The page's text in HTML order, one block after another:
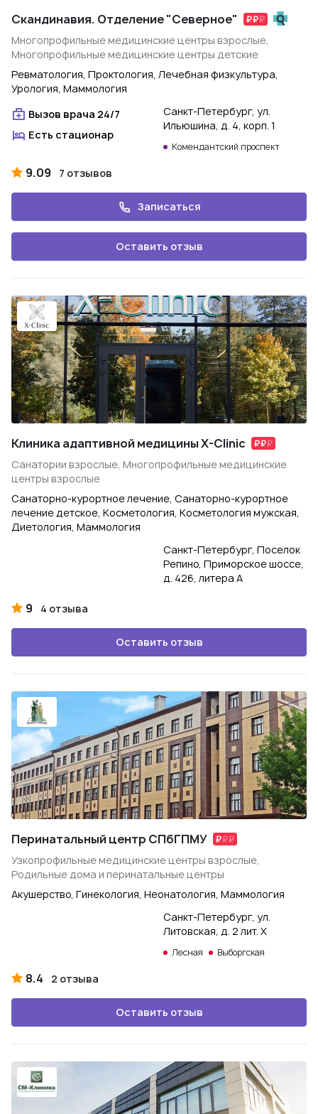
Скандинавия. Отделение "Северное"
Многопрофильные медицинские центры взрослые,
Многопрофильные медицинские центры детские
Ревматология, Проктология, Лечебная физкультура,
Урология, Маммология
Вызов врача 24/7
Есть стационар
Санкт-Петербург, ул.
Ильюшина, д. 4, корп. 1
Комендантский проспект
9.09 7 отзывов
Записаться
Оставить отзыв
Клиника адаптивной медицины X-Clinic
Санатории взрослые, Многопрофильные медицинские
центры взрослые
Санаторно-курортное лечение, Санаторно-курортное
лечение детское, Косметология, Косметология мужская,
Диетология, Маммология
Санкт-Петербург, Поселок
Репино, Приморское шоссе,
д. 426, литера А
9 4 отзыва
Оставить отзыв
Перинатальный центр СПбГПМУ
Узкопрофильные медицинские центры взрослые,
Родильные дома и перинатальные центры
Акушерство, Гинекология, Неонатология, Маммология
Санкт-Петербург, ул.
Литовская, д. 2 лит. Х
Лесная Выборгская
8.4 2 отзыва
Оставить отзыв